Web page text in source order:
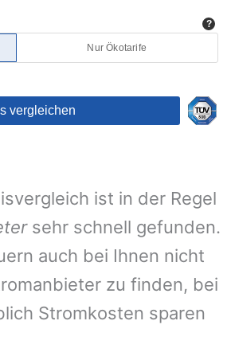
ist in der Regel
sehr schnell gefunden.
auch bei Ihnen nicht
zu finden, bei
Stromkosten sparen